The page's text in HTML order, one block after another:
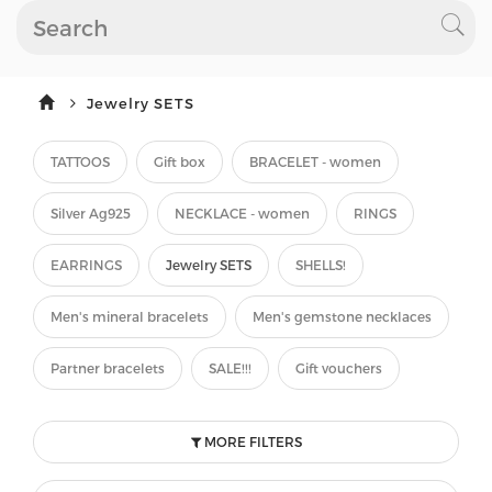
Jewelry SETS
TATTOOS Gift box BRACELET - women
Silver Ag925 NECKLACE - women RINGS
EARRINGS Jewelry SETS SHELLS!
Men's mineral bracelets Men's gemstone necklaces
Partner bracelets SALE!!! Gift vouchers
MORE FILTERS